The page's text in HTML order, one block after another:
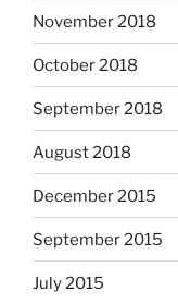
November 2018
October 2018
September 2018
August 2018
December 2015
September 2015
July 2015